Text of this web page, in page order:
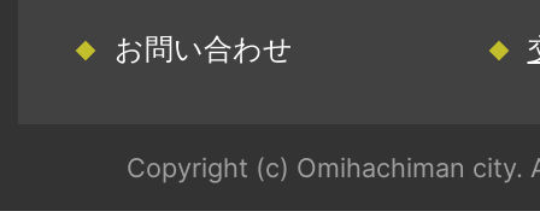
お問い合わせ
Copyright (c) Omihachiman city.